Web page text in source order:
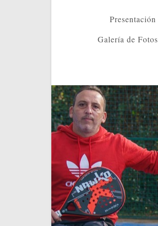
Presentación
Galería de Fotos